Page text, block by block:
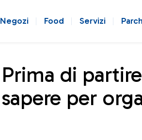
Negozi Food Servizi
Prima di
sapere per